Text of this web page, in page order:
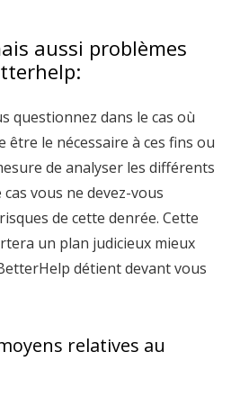
aussi problèmes
questionnez dans le cas où
être le nécessaire à ces fins ou
de analyser les différents
vous ne devez-vous
de cette denrée. Cette
un plan judicieux mieux
détient devant vous
relatives au